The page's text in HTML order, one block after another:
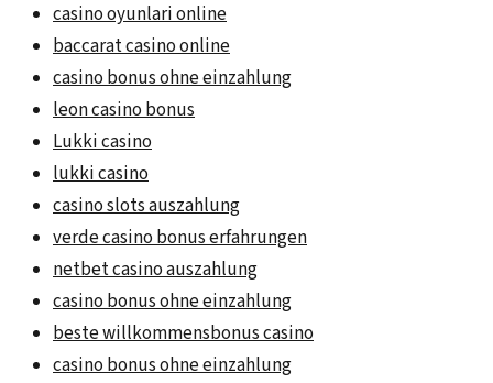
casino oyunlari online
baccarat casino online
casino bonus ohne einzahlung
leon casino bonus
Lukki casino
lukki casino
casino slots auszahlung
verde casino bonus erfahrungen
netbet casino auszahlung
casino bonus ohne einzahlung
beste willkommensbonus casino
casino bonus ohne einzahlung